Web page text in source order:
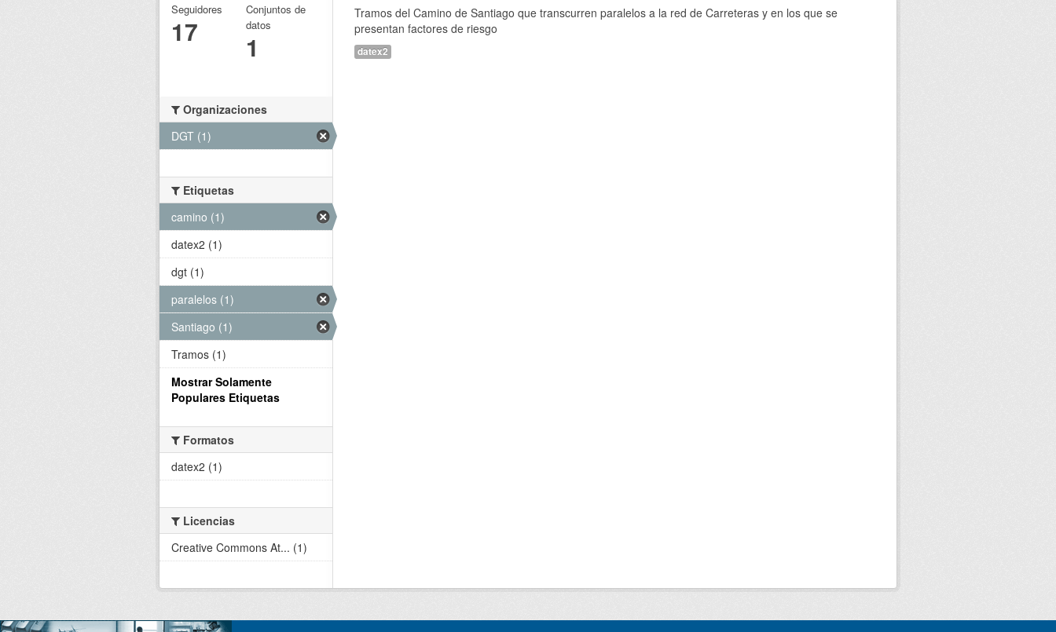
Tramos del Camino de Santiago que transcurren paralelos a la red de Carreteras y en los que se
presentan factores de riesgo
datex2
Seguidores
17
Conjuntos de
datos
1
Organizaciones
DGT (1)
Etiquetas
camino (1)
datex2 (1)
dgt (1)
paralelos (1)
Santiago (1)
Tramos (1)
Mostrar Solamente
Populares Etiquetas
Formatos
datex2 (1)
Licencias
Creative Commons At... (1)